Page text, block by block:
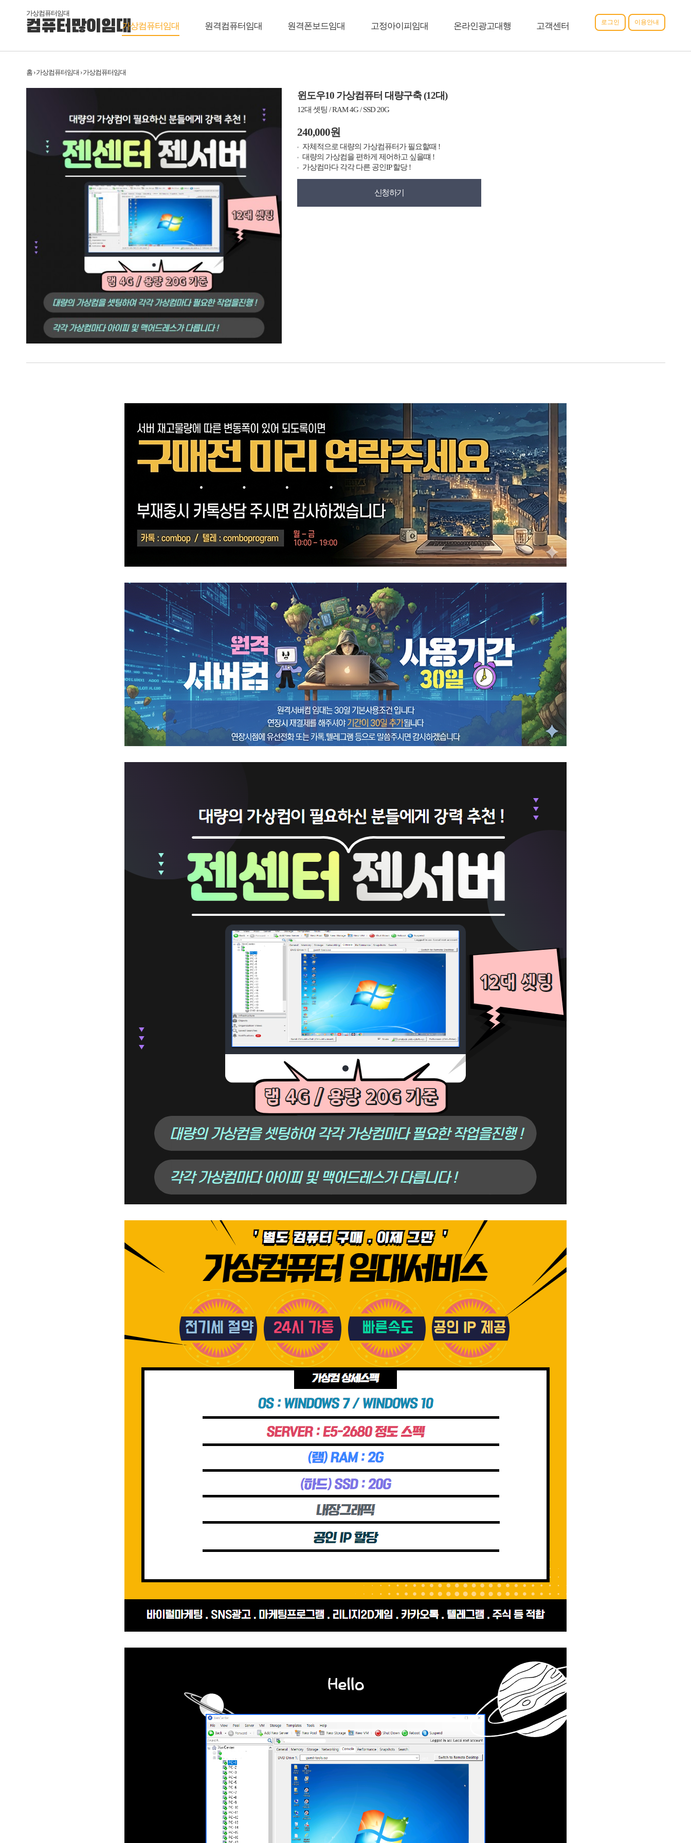
가상컴퓨터임대
컴퓨터많이임대 이용안내
로그인
가상컴퓨터임대 원격컴퓨터임대 원격폰보드임대 고정아이피임대 온라인광고대행 고객센터
홈 › 가상컴퓨터임대 › 가상컴퓨터임대
윈도우10 가상컴퓨터 대량구축 (12대)
12대 셋팅 / RAM 4G / SSD 20G
240,000원
자체적으로 대량의 가상컴퓨터가 필요할때 !
대량의 가상컴을 편하게 제어하고 싶을떄 !
가상컴마다 각각 다른 공인IP 할당 !
신청하기